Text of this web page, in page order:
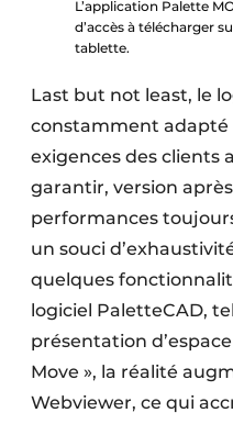
L’application Palette
d’accès à télécharger
tablette.
Last but not least, le
constamment adapté
exigences des clients
garantir, version
performances
un souci
quelques
logiciel PaletteCAD,
présentation
Move », la réalité
Webviewer, ce qui